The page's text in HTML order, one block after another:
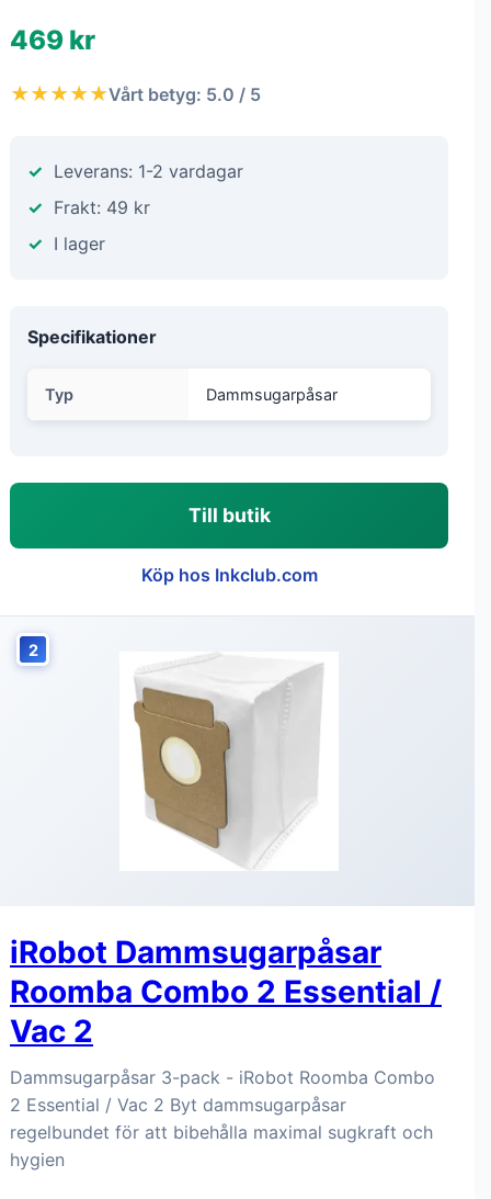
469 kr
★★★★★Vårt betyg: 5.0 / 5
Leverans: 1-2 vardagar
Frakt: 49 kr
I lager
Specifikationer
Typ Dammsugarpåsar
Till butik
Köp hos Inkclub.com
2
iRobot Dammsugarpåsar
Roomba Combo 2 Essential /
Vac 2
Dammsugarpåsar 3-pack - iRobot Roomba Combo
2 Essential / Vac 2 Byt dammsugarpåsar
regelbundet för att bibehålla maximal sugkraft och
hygien